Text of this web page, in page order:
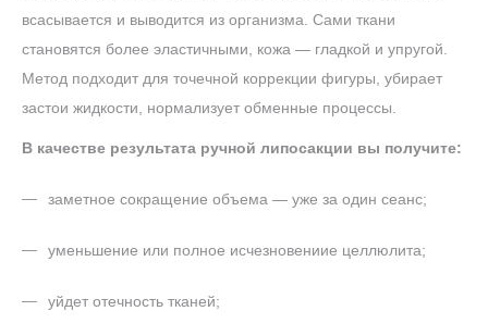
всасывается и выводится из организма. Сами ткани
становятся более эластичными, кожа — гладкой и упругой.
Метод подходит для точечной коррекции фигуры, убирает
застои жидкости, нормализует обменные процессы.
В качестве результата ручной липосакции вы получите:
заметное сокращение объема — уже за один сеанс;
уменьшение или полное исчезновениие целлюлита;
уйдет отечность тканей;